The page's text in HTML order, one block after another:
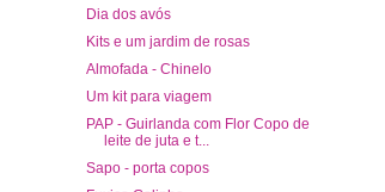
Dia dos avós
Kits e um jardim de rosas
Almofada - Chinelo
Um kit para viagem
PAP - Guirlanda com Flor Copo de
leite de juta e t...
Sapo - porta copos